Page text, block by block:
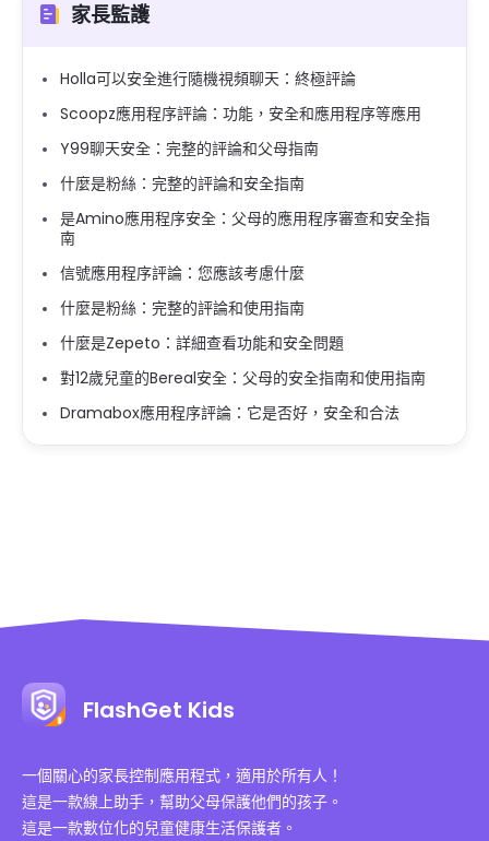
家長監護
Holla可以安全進行隨機視頻聊天：終極評論
Scoopz應用程序評論：功能，安全和應用程序等應用
Y99聊天安全：完整的評論和父母指南
什麼是粉絲：完整的評論和安全指南
是Amino應用程序安全：父母的應用程序審查和安全指
南
信號應用程序評論：您應該考慮什麼
什麼是粉絲：完整的評論和使用指南
什麼是Zepeto：詳細查看功能和安全問題
對12歲兒童的Bereal安全：父母的安全指南和使用指南
Dramabox應用程序評論：它是否好，安全和合法
FlashGet Kids
一個關心的家長控制應用程式，適用於所有人！
這是一款線上助手，幫助父母保護他們的孩子。
這是一款數位化的兒童健康生活保護者。